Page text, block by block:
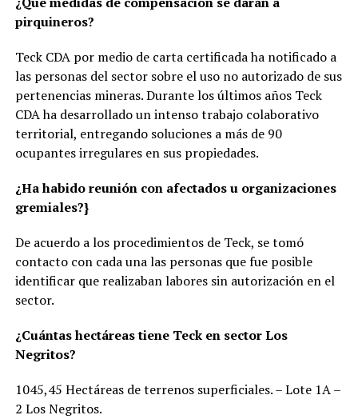
pirquineros?
Teck CDA por medio de carta certificada ha notificado a
las personas del sector sobre el uso no autorizado de sus
pertenencias mineras. Durante los últimos años Teck
CDA ha desarrollado un intenso trabajo colaborativo
territorial, entregando soluciones a más de 90
ocupantes irregulares en sus propiedades.
¿Ha habido reunión con afectados u organizaciones
gremiales?}
De acuerdo a los procedimientos de Teck, se tomó
contacto con cada una las personas que fue posible
identificar que realizaban labores sin autorización en el
sector.
¿Cuántas hectáreas tiene Teck en sector Los
Negritos?
1045,45 Hectáreas de terrenos superficiales. – Lote 1A –
2 Los Negritos.